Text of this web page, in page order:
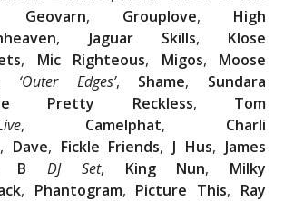
Geovarn, Grouplove, High
, Jaguar Skills, Klose
, Mic Righteous, Migos, Moose
‘Outer Edges’, Shame, Sundara
Pretty Reckless, Tom
, Camelphat, Charli
, Dave, Fickle Friends, J Hus, James
B DJ Set, King Nun, Milky
, Phantogram, Picture This, Ray